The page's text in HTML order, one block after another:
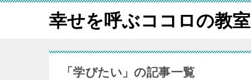
幸せを呼ぶココロの教室
「学びたい」の記事一覧